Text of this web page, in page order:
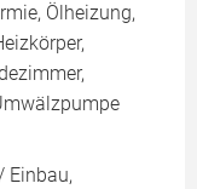
Ölheizung,
Einbau,